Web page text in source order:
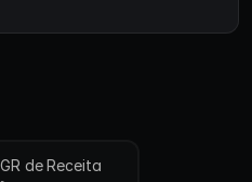
de Receita